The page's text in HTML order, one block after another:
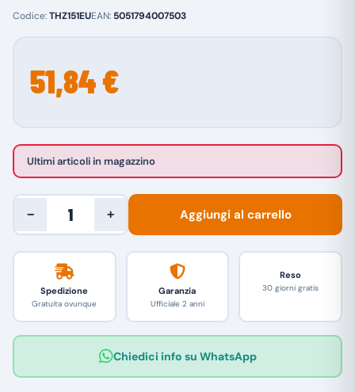
Codice:THZ151EUEAN: 5051794007503
51,84 €
Ultimi articoli in magazzino
− + Aggiungi al carrello
Spedizione
Gratuita ovunque
Garanzia
Ufficiale 2 anni
Reso
30 giorni gratis
Chiedici info su WhatsApp